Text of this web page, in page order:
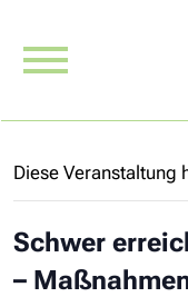
Diese Veranstaltung
Schwer
–